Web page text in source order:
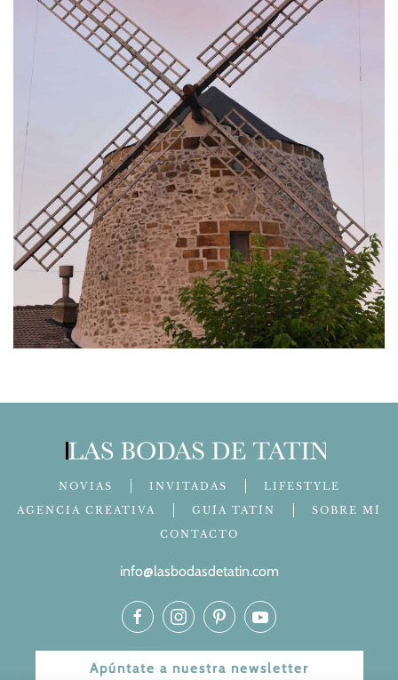
NOVIAS INVITADAS
LIFESTYLE
AGENCIA CREATIVA
GUÍA TATÍN
SOBRE MÍ
CONTACTO
info@lasbodasdetatin.com
Apúntate a nuestra newsletter